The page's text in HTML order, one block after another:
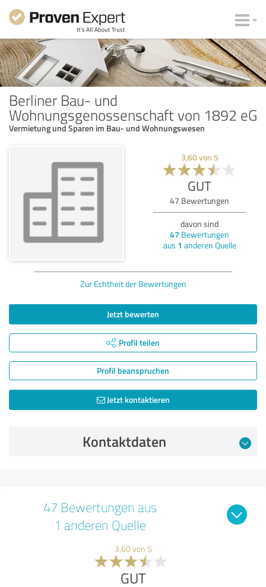
Berliner Bau- und
Wohnungsgenossenschaft von 1892 eG
Vermietung und Sparen im Bau- und Wohnungswesen
3,60von 5
GUT
47 Bewertungen
davon sind
47 Bewertungen
aus 1 anderen Quelle
Zur Echtheit der Bewertungen
Jetzt bewerten
Profil teilen
Profil beanspruchen
Jetzt kontaktieren
Kontaktdaten
47 Bewertungen aus
1 anderen Quelle
3,60 von 5
GUT